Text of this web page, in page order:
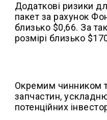
Додаткові ризики
пакет за рахунок
близько $0,66. За
розмірі близько
Окремим чинником
запчастин,
потенційних